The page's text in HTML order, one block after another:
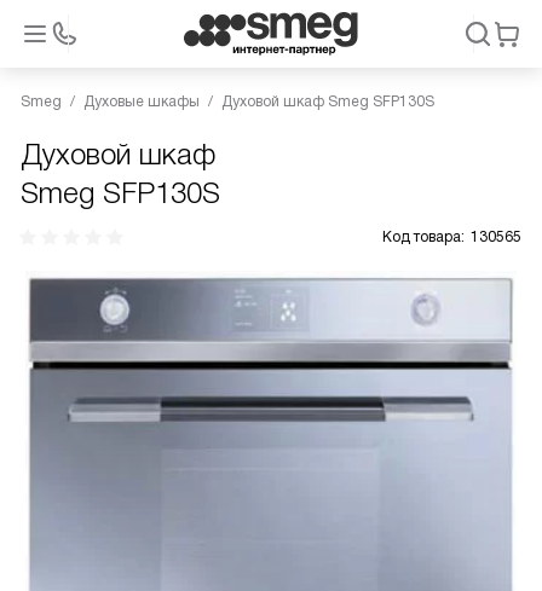
Smeg Духовые шкафы Духовой шкаф Smeg SFP130S
Духовой шкаф
Smeg SFP130S
Код товара: 130565